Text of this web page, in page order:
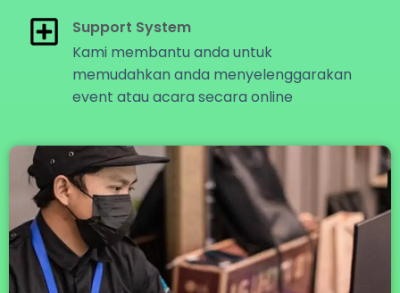
Support System
Kami membantu anda untuk
memudahkan anda menyelenggarakan
event atau acara secara online